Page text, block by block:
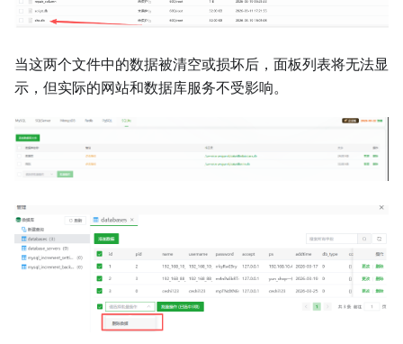
当这两个文件中的数据被清空或损坏后，面板列表将无法显
示，但实际的网站和数据库服务不受影响。